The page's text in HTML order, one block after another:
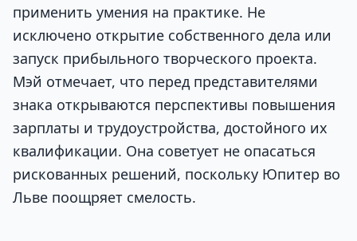
применить умения на практике. Не
исключено открытие собственного дела или
запуск прибыльного творческого проекта.
Мэй отмечает, что перед представителями
знака открываются перспективы повышения
зарплаты и трудоустройства, достойного их
квалификации. Она советует не опасаться
рискованных решений, поскольку Юпитер во
Льве поощряет смелость.